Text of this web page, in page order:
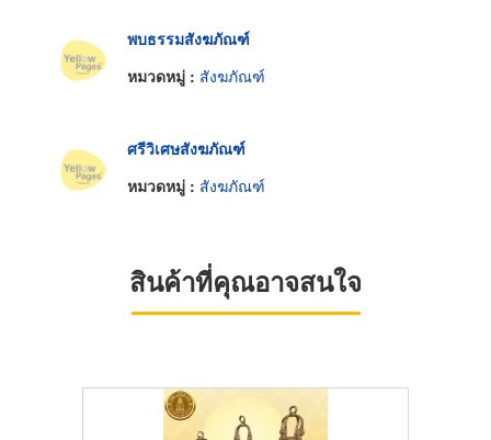
พบธรรมสังฆภัณฑ์
หมวดหมู่ : สังฆภัณฑ์
ศรีวิเศษสังฆภัณฑ์
หมวดหมู่ : สังฆภัณฑ์
สินค้าที่คุณอาจสนใจ